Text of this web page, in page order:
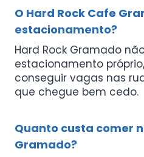
O Hard Rock Cafe
estacionamento?
Hard Rock Gramado
estacionamento
conseguir vagas nas
que chegue bem cedo.
Quanto custa comer
Gramado?